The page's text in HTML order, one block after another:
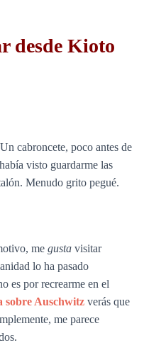
desde Kioto
cabroncete, poco antes de
visto guardarme las
Menudo grito pegué.
me gusta visitar
lo ha pasado
es por recrearme en el
sobre Auschwitz verás que
me parece